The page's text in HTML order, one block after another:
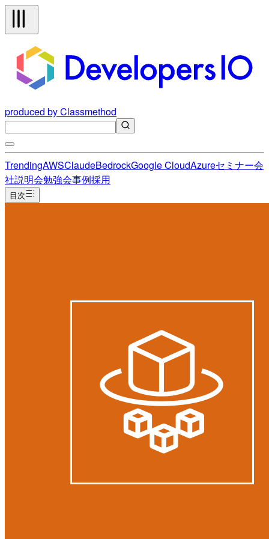
produced by Classmethod
TrendingAWSClaudeBedrockGoogle CloudAzureセミナー会
社説明会勉強会事例採用
目次